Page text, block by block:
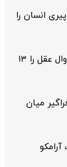
پیری انسان را
با رعایت این سه مورد در میانسالی، خطر زوال عقل را ۱۳
میان